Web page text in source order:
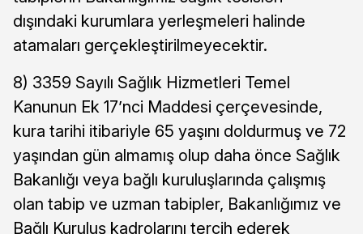
dışındaki kurumlara yerleşmeleri halinde
atamaları gerçekleştirilmeyecektir.
8) 3359 Sayılı Sağlık Hizmetleri Temel
Kanunun Ek 17’nci Maddesi çerçevesinde,
kura tarihi itibariyle 65 yaşını doldurmuş ve 72
yaşından gün almamış olup daha önce Sağlık
Bakanlığı veya bağlı kuruluşlarında çalışmış
olan tabip ve uzman tabipler, Bakanlığımız ve
Bağlı Kuruluş kadrolarını tercih ederek